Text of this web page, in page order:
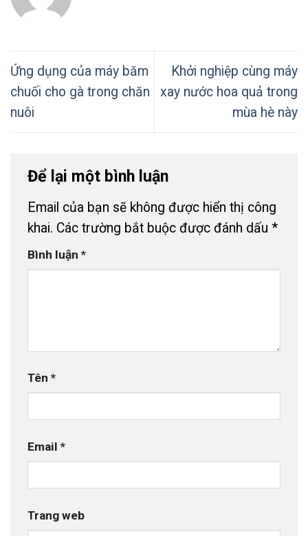
Ứng dụng của máy băm
chuối cho gà trong chăn
nuôi
Khởi nghiệp cùng máy
xay nước hoa quả trong
mùa hè này
Để lại một bình luận
Email của bạn sẽ không được hiển thị công
khai. Các trường bắt buộc được đánh dấu *
Bình luận *
Tên *
Email *
Trang web